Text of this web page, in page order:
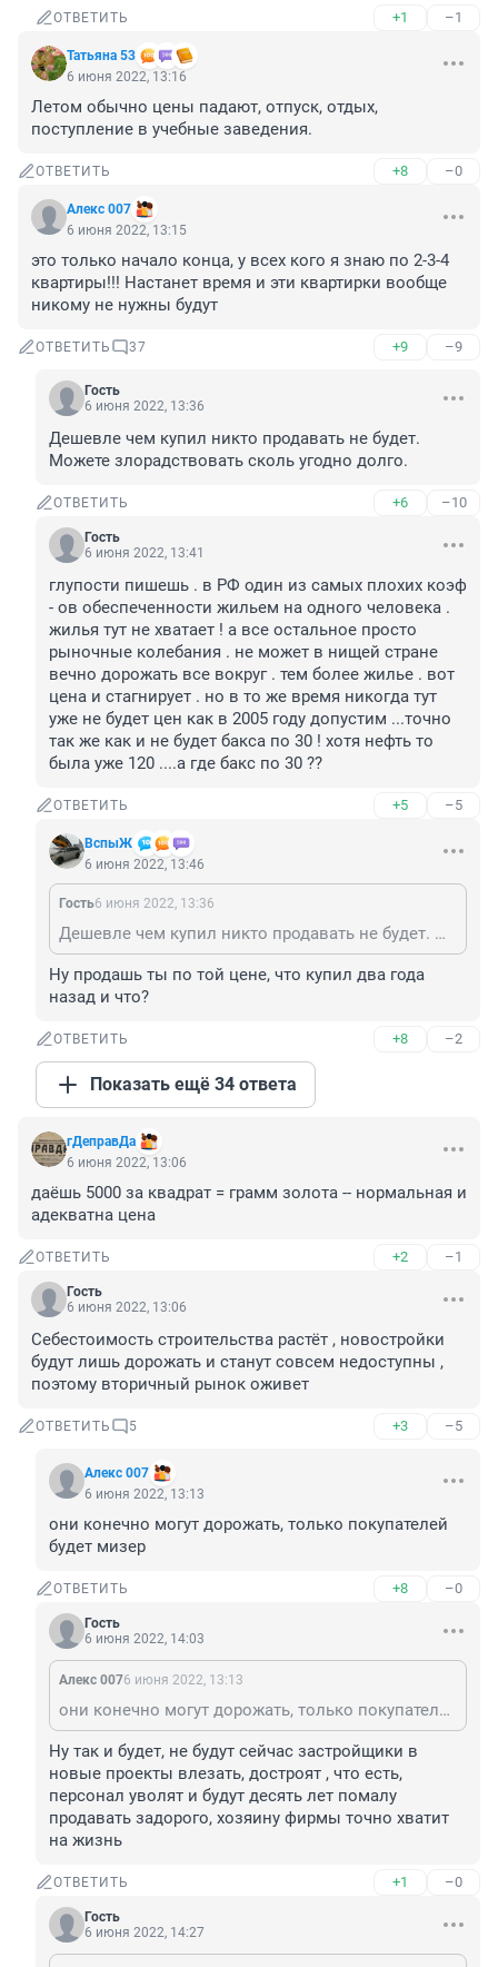
ОТВЕТИТЬ +1 –1
Татьяна 53
6 июня 2022, 13:16
Летом обычно цены падают, отпуск, отдых,
поступление в учебные заведения.
ОТВЕТИТЬ +8 –0
Алекс 007
6 июня 2022, 13:15
это только начало конца, у всех кого я знаю по 2-3-4
квартиры!!! Настанет время и эти квартирки вообще
никому не нужны будут
ОТВЕТИТЬ 37 +9 –9
Гость
6 июня 2022, 13:36
Дешевле чем купил никто продавать не будет.
Можете злорадствовать сколь угодно долго.
ОТВЕТИТЬ +6 –10
Гость
6 июня 2022, 13:41
глупости пишешь . в РФ один из самых плохих коэф
- ов обеспеченности жильем на одного человека .
жилья тут не хватает ! а все остальное просто
рыночные колебания . не может в нищей стране
вечно дорожать все вокруг . тем более жилье . вот
цена и стагнирует . но в то же время никогда тут
уже не будет цен как в 2005 году допустим ...точно
так же как и не будет бакса по 30 ! хотя нефть то
была уже 120 ....а где бакс по 30 ??
ОТВЕТИТЬ +5 –5
ВспыЖ
6 июня 2022, 13:46
Гость6 июня 2022, 13:36
Дешевле чем купил никто продавать не будет. Можете злорадствовать сколь угодно долго.
Ну продашь ты по той цене, что купил два года
назад и что?
ОТВЕТИТЬ +8 –2
Показать ещё 34 ответа
гДеправДа
6 июня 2022, 13:06
даёшь 5000 за квадрат = грамм золота -- нормальная и
адекватна цена
ОТВЕТИТЬ +2 –1
Гость
6 июня 2022, 13:06
Себестоимость строительства растёт , новостройки
будут лишь дорожать и станут совсем недоступны ,
поэтому вторичный рынок оживет
ОТВЕТИТЬ 5 +3 –5
Алекс 007
6 июня 2022, 13:13
они конечно могут дорожать, только покупателей
будет мизер
ОТВЕТИТЬ +8 –0
Гость
6 июня 2022, 14:03
Алекс 0076 июня 2022, 13:13
они конечно могут дорожать, только покупателей будет мизер
Ну так и будет, не будут сейчас застройщики в
новые проекты влезать, достроят , что есть,
персонал уволят и будут десять лет помалу
продавать задорого, хозяину фирмы точно хватит
на жизнь
ОТВЕТИТЬ +1 –0
Гость
6 июня 2022, 14:27